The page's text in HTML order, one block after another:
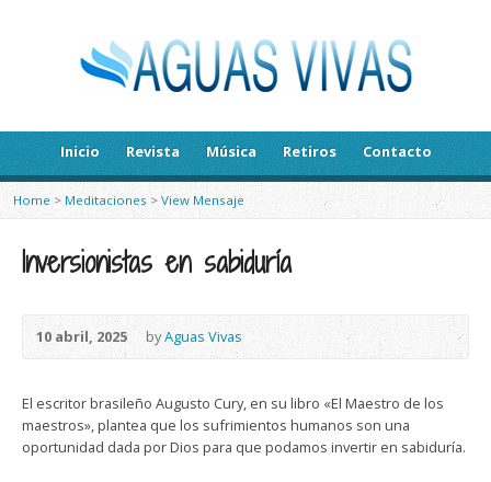
Inicio Revista Música Retiros Contacto
Home > Meditaciones> View Mensaje
Inversionistas en sabiduría
10 abril, 2025 byAguas Vivas
El escritor brasileño Augusto Cury, en su libro «El Maestro de los
maestros», plantea que los sufrimientos humanos son una
oportunidad dada por Dios para que podamos invertir en sabiduría.